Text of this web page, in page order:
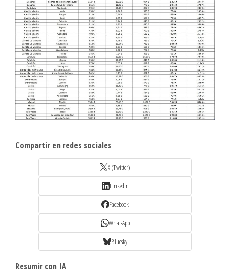
Compartir en redes sociales
X (Twitter)
LinkedIn
Facebook
WhatsApp
Bluesky
Resumir con IA